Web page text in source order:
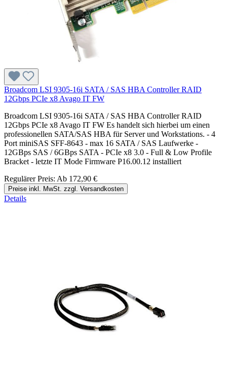
Broadcom LSI 9305-16i SATA / SAS HBA Controller RAID
12Gbps PCIe x8 Avago IT FW
Broadcom LSI 9305-16i SATA / SAS HBA Controller RAID
12Gbps PCIe x8 Avago IT FW Es handelt sich hierbei um einen
professionellen SATA/SAS HBA für Server und Workstations. - 4
Port miniSAS SFF-8643 - max 16 SATA / SAS Laufwerke -
12GBps SAS / 6GBps SATA - PCIe x8 3.0 - Full & Low Profile
Bracket - letzte IT Mode Firmware P16.00.12 installiert
Regulärer Preis: Ab 172,90 €
Preise inkl. MwSt. zzgl. Versandkosten
Details